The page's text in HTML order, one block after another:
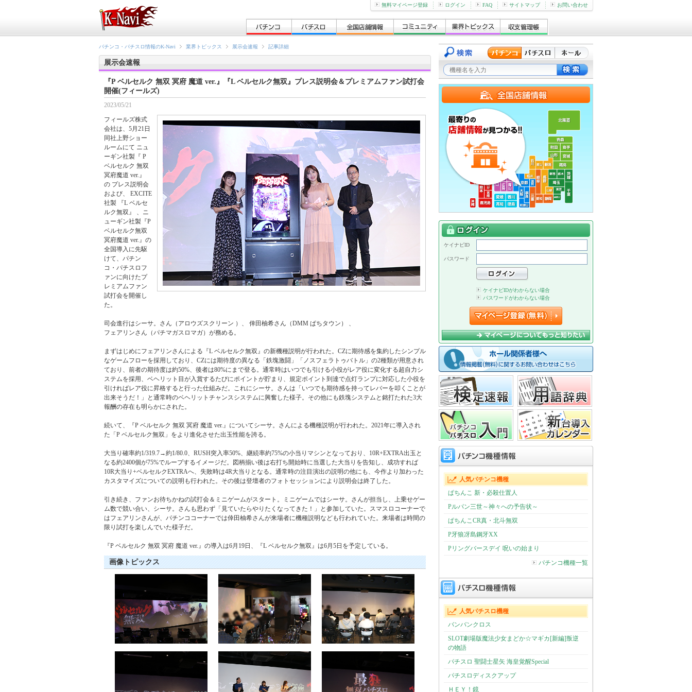
無料マイページ登録 ログイン FAQ サイトマップ お問い合わせ
パチンコ・パチスロ情報のK-Navi 業界トピックス 展示会速報 記事詳細
展示会速報
『P ベルセルク 無双 冥府 魔道 ver.』『L ベルセルク無双』プレス説明会＆プレミアムファン試打会
開催(フィールズ)
2023/05/21
フィールズ株式
会社は、5月21日
同社上野ショー
ルームにて ニュ
ーギン社製『 P
ベルセルク 無双
冥府魔道 ver.』
の プレス説明会
および、 EXCITE
社製 『L ベルセ
ルク無双』 、ニ
ューギン社製『P
ベルセルク無双
冥府魔道 ver.』の
全国導入に先駆
けて、パチン
コ・パチスロフ
ァンに向けたプ
レミアムファン
試打会を開催し
た。
司会進行はシーサ。さん（アロウズスクリーン ）、 倖田柚希さん（DMM ぱちタウン） 、
フェアリンさん（パチマガスロマガ）が務める。
まずはじめにフェアリンさんによる『L ベルセルク無双』の新機種説明が行われた。CZに期待感を集約したシンプル
なゲームフローを採用しており、CZには期待度の異なる「鉄塊激闘」「ノスフェラトゥバトル」の2種類が用意され
ており、前者の期待度は約50%、後者は80%にまで登る。通常時はいつでも引ける小役がレア役に変化する超自力シ
ステムを採用、ベヘリット目が入賞するたびにポイントが貯まり、規定ポイント到達で点灯ランプに対応した小役を
引ければレア役に昇格すると行った仕組みだ。これにシーサ。さんは「いつでも期待感を持ってレバーを叩くことが
出来そうだ！」と通常時のベヘリットチャンスシステムに興奮した様子。その他にも鉄塊システムと銘打たれた3大
報酬の存在も明らかにされた。
続いて、『P ベルセルク 無双 冥府 魔道 ver.』についてシーサ。さんによる機種説明が行われた。2021年に導入され
た「P ベルセルク無双」をより進化させた出玉性能を誇る。
大当り確率約1/319.7→約1/80.0、RUSH突入率50%、継続率約75%の小当りマシンとなっており、10R+EXTRA出玉と
なる約2400個が75%でループするイメージだ。図柄揃い後は右打ち開始時に当選した大当りを告知し、成功すれば
10R大当り+ベルセルクEXTRAへ、失敗時は4R大当りとなる。通常時の注目演出の説明の他にも、今作より加わった
カスタマイズについての説明も行われた。その後は登壇者のフォトセッションにより説明会は終了した。
引き続き、ファンお待ちかねの試打会＆ミニゲームがスタート。ミニゲームではシーサ。さんが担当し、上乗せゲー
ム数で競い合い、シーサ。さんも思わず「見ていたらやりたくなってきた！」と参加していた。スマスロコーナーで
はフェアリンさんが、パチンココーナーでは倖田柚希さんが来場者に機種説明なども行われていた。来場者は時間の
限り試打を楽しんでいた様子だ。
『P ベルセルク 無双 冥府 魔道 ver.』の導入は6月19日、『L ベルセルク無双』は6月5日を予定している。
画像トピックス
ケイナビID
パスワード
ケイナビIDがわからない場合
パスワードがわからない場合
人気パチンコ機種
ぱちんこ 新・必殺仕置人
Pルパン三世～神々への予告状～
ぱちんこCR真・北斗無双
P牙狼冴島鋼牙XX
Pリングバースデイ 呪いの始まり
パチンコ機種一覧
人気パチスロ機種
バンバンクロス
SLOT劇場版魔法少女まどか☆マギカ[新編]叛逆
の物語
パチスロ 聖闘士星矢 海皇覚醒Special
パチスロディスクアップ
ＨＥＹ！鏡